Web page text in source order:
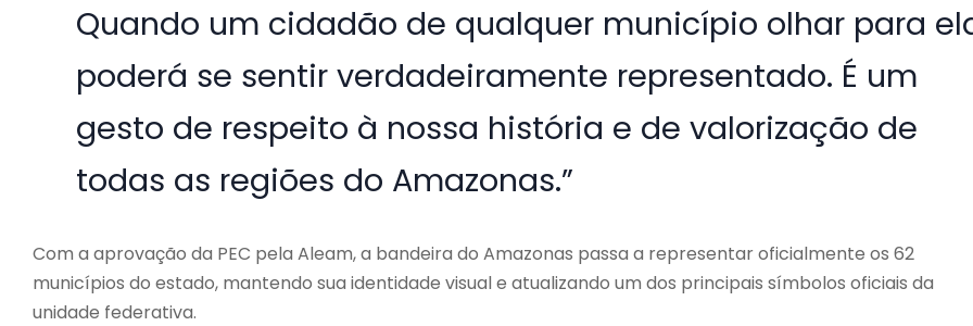
Quando um cidadão de qualquer município olhar para
poderá se sentir verdadeiramente representado. É um
gesto de respeito à nossa história e de valorização de
todas as regiões do Amazonas.”
Com a aprovação da PEC pela Aleam, a bandeira do Amazonas passa a representar oficialmente os 62
municípios do estado, mantendo sua identidade visual e atualizando um dos principais símbolos oficiais da
unidade federativa.